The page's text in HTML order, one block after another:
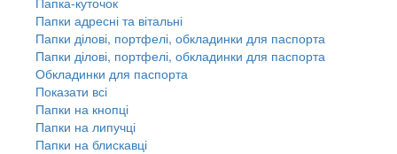
Папки адресні та вітальні
Папки ділові, портфелі, обкладинки для паспорта
Папки ділові, портфелі, обкладинки для паспорта
Обкладинки для паспорта
Показати всі
Папки на кнопці
Папки на липучці
Папки на блискавці